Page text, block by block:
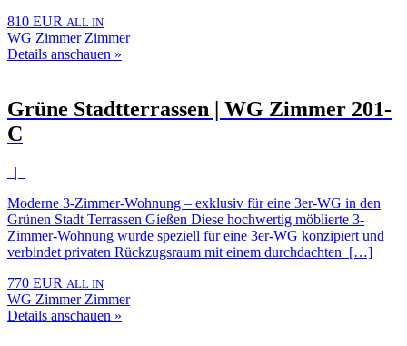
810 EUR ALL IN
WG Zimmer Zimmer
Details anschauen »
Grüne Stadtterrassen | WG Zimmer 201-
C
|
Moderne 3-Zimmer-Wohnung – exklusiv für eine 3er-WG in den
Grünen Stadt Terrassen Gießen Diese hochwertig möblierte 3-
Zimmer-Wohnung wurde speziell für eine 3er-WG konzipiert und
verbindet privaten Rückzugsraum mit einem durchdachten […]
770 EUR ALL IN
WG Zimmer Zimmer
Details anschauen »